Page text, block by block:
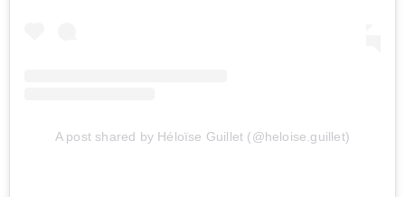
A post shared by Héloïse Guillet (@heloise.guillet)